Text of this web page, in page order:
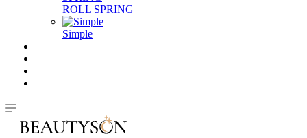
ROLL SPRING
Simple